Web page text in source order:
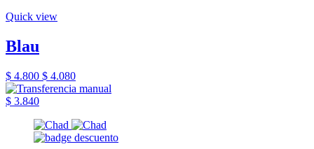
Quick view
Blau
$ 4.800 $ 4.080
$ 3.840